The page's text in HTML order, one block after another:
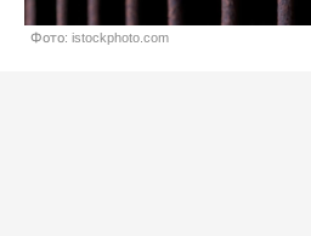
Фото: istockphoto.com